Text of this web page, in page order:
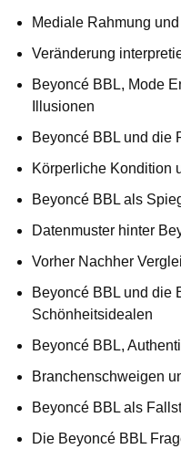
Mediale Rahmung
Veränderung
Beyoncé BBL, Mode
Illusionen
Beyoncé BBL und die
Körperliche Kondition
Beyoncé BBL als
Datenmuster hinter
Vorher Nachher
Beyoncé BBL und die
Schönheitsidealen
Beyoncé BBL,
Branchenschweigen
Beyoncé BBL als
Die Beyoncé BBL